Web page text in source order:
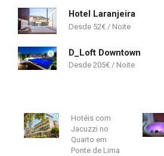
Hotel Laranjeira
52€
D_Loft Downtown
205€
Hotéis com
Jacuzzi no
Quarto em
Ponte de Lima